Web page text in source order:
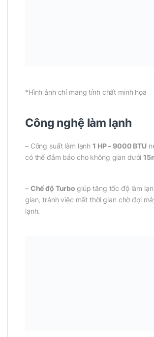
*Hình ảnh chỉ mang tính chất minh họa
Công nghệ làm lạnh
– Công suất làm lạnh1 HP – 9000 BTU
có thể đảm bảo cho không gian dưới
– Chế độ Turbo giúp tăng tốc độ làm
gian, tránh việc mất thời gian chờ đợi
lạnh.